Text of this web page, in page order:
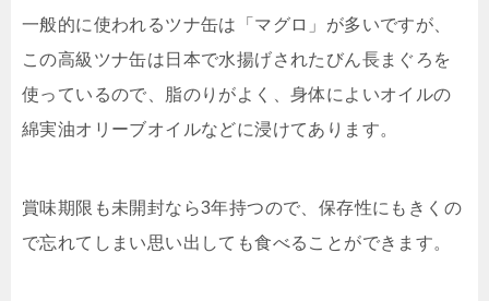
一般的に使われるツナ缶は「マグロ」が多いですが、
この高級ツナ缶は日本で水揚げされたびん長まぐろを
使っているので、脂のりがよく、身体によいオイルの
綿実油オリーブオイルなどに浸けてあります。
賞味期限も未開封なら3年持つので、保存性にもきくの
で忘れてしまい思い出しても食べることができます。